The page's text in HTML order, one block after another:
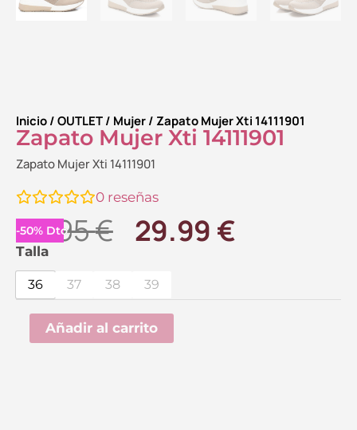
Inicio/OUTLET/ Mujer/ Zapato Mujer Xti 14111901
Zapato Mujer Xti 14111901
Zapato Mujer Xti 14111901
0 reseñas
-50% Dto.
59.95€ El
original
era:
59.95 €.
29.99 €El
Talla
36 37 38 39
Zapato
Mujer
Xti
14111901
cantidad
Añadir al carrito